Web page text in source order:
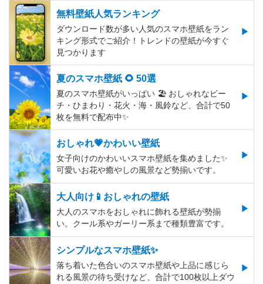
無料壁紙人気ランキング
ダウンロード数が多い人気のスマホ壁紙をラン
キング形式でご紹介！トレンドの壁紙が今すぐ
見つかります
夏のスマホ壁紙 🌻 50選
夏のスマホ壁紙がいっぱい 🏖 おしゃれなビー
チ・ひまわり・花火・海・風鈴など、合計で50
枚を無料で配布中✨
おしゃれ💗かわいい壁紙
女子向けのかわいいスマホ壁紙を集めました✨
可愛いお花や癒やしの風景など勢揃いです。
大人向け📱おしゃれの壁紙
大人のスマホをおしゃれに飾れる壁紙が勢揃
い。クール系やガーリー系まで種類豊富です。
シンプルなスマホ壁紙✨
落ち着いた色合いのスマホ壁紙や上品に感じら
れる風景の待ち受けなど、合計で100枚以上ダウ